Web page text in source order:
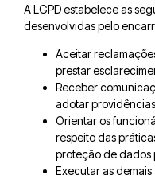
A LGPD estabelece as
desenvolvidas pelo
Aceitar
prestar
Receber
adotar
Orientar os
respeito das
proteção de dados
Executar as